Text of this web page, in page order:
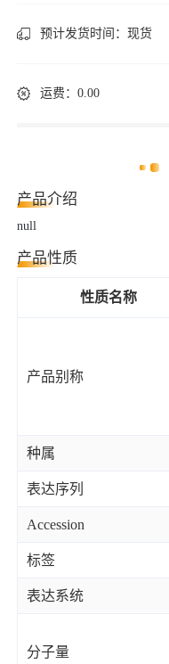
预计发货时间： 现货
运费：0.00
产品介绍
null
产品性质
性质名称
产品别称
种属
表达序列
Accession
标签
表达系统
分子量